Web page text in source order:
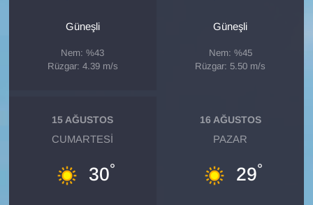
Güneşli
Nem: %43
Rüzgar: 4.39 m/s
Güneşli
Nem: %45
Rüzgar: 5.50 m/s
15 AĞUSTOS
CUMARTESI
30°
16 AĞUSTOS
PAZAR
29°